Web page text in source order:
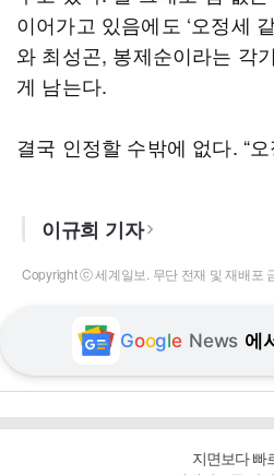
이어가고 있음에도 ‘오정세
와 최성곤, 봉제순이라는 각
게 남는다.
결국 인정할 수밖에 없다. “
이규희 기자
Copyright ⓒ 세계일보. 무단 전재 및 재배포
Google News 에
지면보다 빠